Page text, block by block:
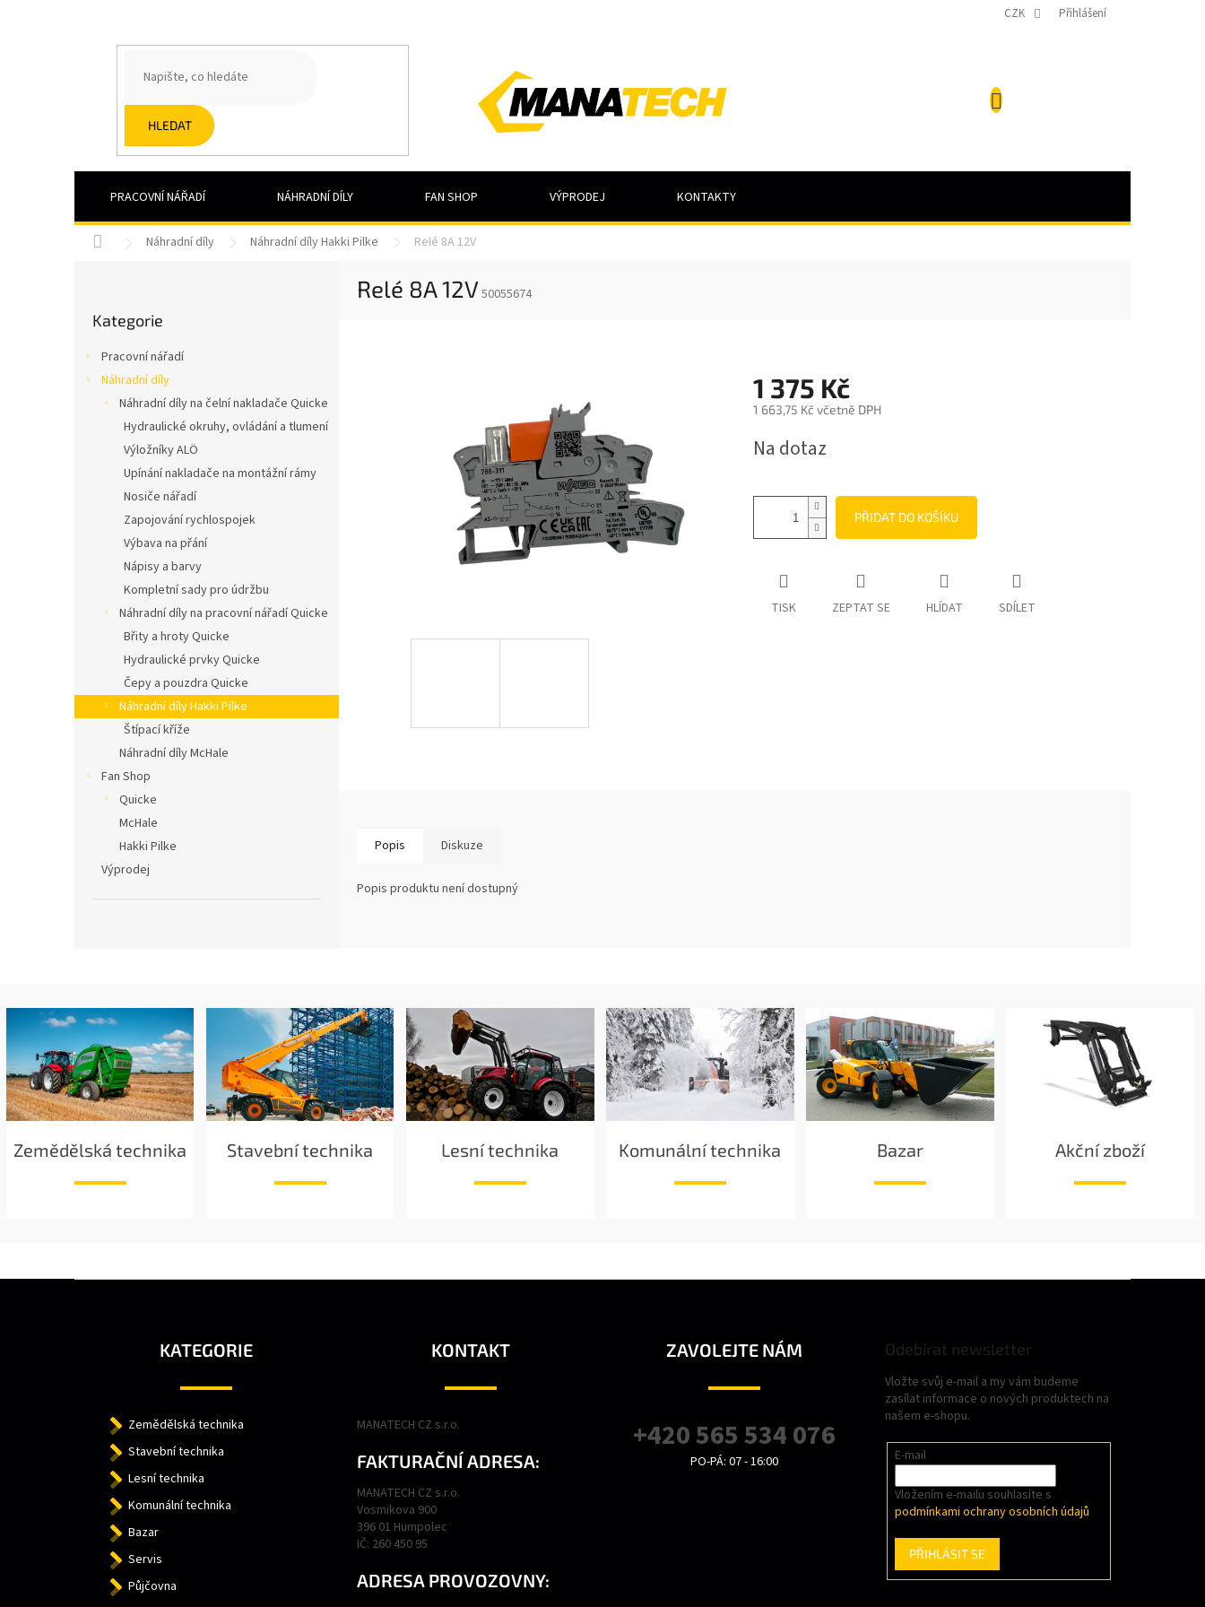
CZK Přihlášení
HLEDAT
PRACOVNÍ NÁŘADÍ NÁHRADNÍ DÍLY FAN SHOP VÝPRODEJ KONTAKTY
Domů Náhradní díly Náhradní díly Hakki Pilke Relé 8A 12V
kategorie
Kategorie
Pracovní nářadí
Náhradní díly
Náhradní díly na čelní nakladače Quicke
Hydraulické okruhy, ovládání a tlumení
Výložníky ALÖ
Upínání nakladače na montážní rámy
Nosiče nářadí
Zapojování rychlospojek
Výbava na přání
Nápisy a barvy
Kompletní sady pro údržbu
Náhradní díly na pracovní nářadí Quicke
Břity a hroty Quicke
Hydraulické prvky Quicke
Čepy a pouzdra Quicke
Náhradní díly Hakki Pilke
Štípací kříže
Náhradní díly McHale
Fan Shop
Quicke
McHale
Hakki Pilke
Výprodej
Relé 8A 12V50055674
1 375 Kč
1 663,75 Kč včetně DPH
cena:
Na dotaz
PŘIDAT DO KOŠÍKU
TISK ZEPTAT SE HLÍDAT SDÍLET
Popis Diskuze
Popis produktu není dostupný
Zemědělská technika Stavební technika Lesní technika Komunální technika Bazar Akční zboží
KATEGORIE
Zemědělská technika
Stavební technika
Lesní technika
Komunální technika
Bazar
Servis
Půjčovna
KONTAKT
MANATECH CZ s.r.o.
FAKTURAČNÍ ADRESA:
MANATECH CZ s.r.o.
Vosmikova 900
396 01 Humpolec
IČ: 260 450 95
ADRESA PROVOZOVNY:
ZAVOLEJTE NÁM
+420 565 534 076
PO-PÁ: 07 - 16:00
Odebírat newsletter
Vložte svůj e-mail a my vám budeme
zasílat informace o nových produktech na
našem e-shopu.
E-mail
Vložením e-mailu souhlasíte s
podmínkami ochrany osobních údajů
PŘIHLÁSIT SE